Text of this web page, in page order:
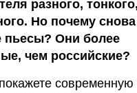
разного,
Но почему
пьесы? Они более
чем российские?
современную